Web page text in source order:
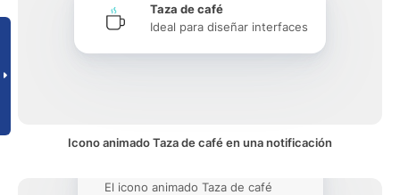
Taza de café
Ideal para diseñar interfaces
Icono animado Taza de café en una notificación
El icono animado Taza de café